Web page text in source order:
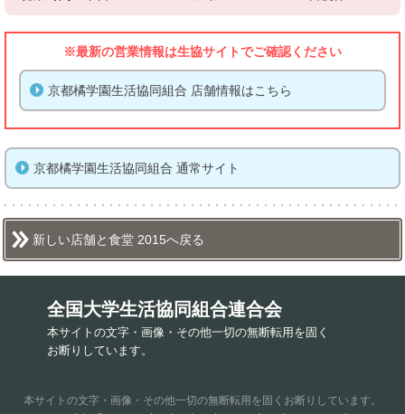
※最新の営業情報は生協サイトでご確認ください
京都橘学園生活協同組合 店舗情報はこちら
京都橘学園生活協同組合 通常サイト
新しい店舗と食堂 2015へ戻る
全国大学生活協同組合連合会
本サイトの文字・画像・その他一切の無断転用を固く
お断りしています。
本サイトの文字・画像・その他一切の無断転用を固くお断りしています。